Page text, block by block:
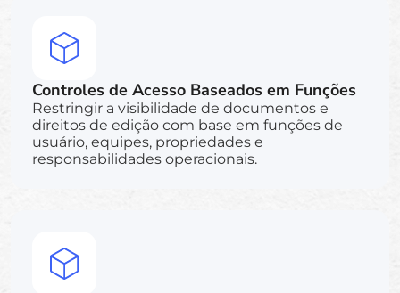
Controles de Acesso Baseados em Funções
Restringir a visibilidade de documentos e
direitos de edição com base em funções de
usuário, equipes, propriedades e
responsabilidades operacionais.